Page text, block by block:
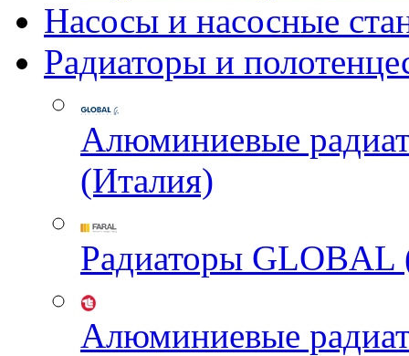
Насосы и насосные
Радиаторы и
Алюминиевые
(Италия)
Радиаторы GLOBAL
Алюминиевые